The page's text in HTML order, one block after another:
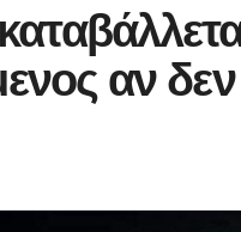
αν δεν